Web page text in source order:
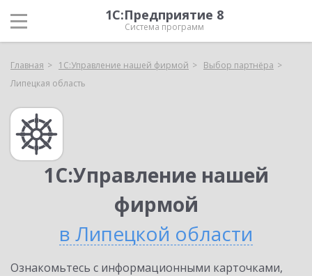
1С:Предприятие 8
Система программ
Главная 1С:Управление нашей фирмой
Выбор партнёра
Липецкая область
1С:Управление нашей
фирмой
в Липецкой области
Ознакомьтесь с информационными карточками,